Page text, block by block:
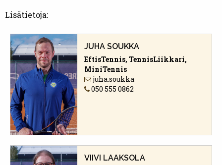
Lisätietoja:
JUHA SOUKKA
EftisTennis, TennisLiikkari,
MiniTennis
juha.soukka
050 555 0862
VIIVI LAAKSOLA